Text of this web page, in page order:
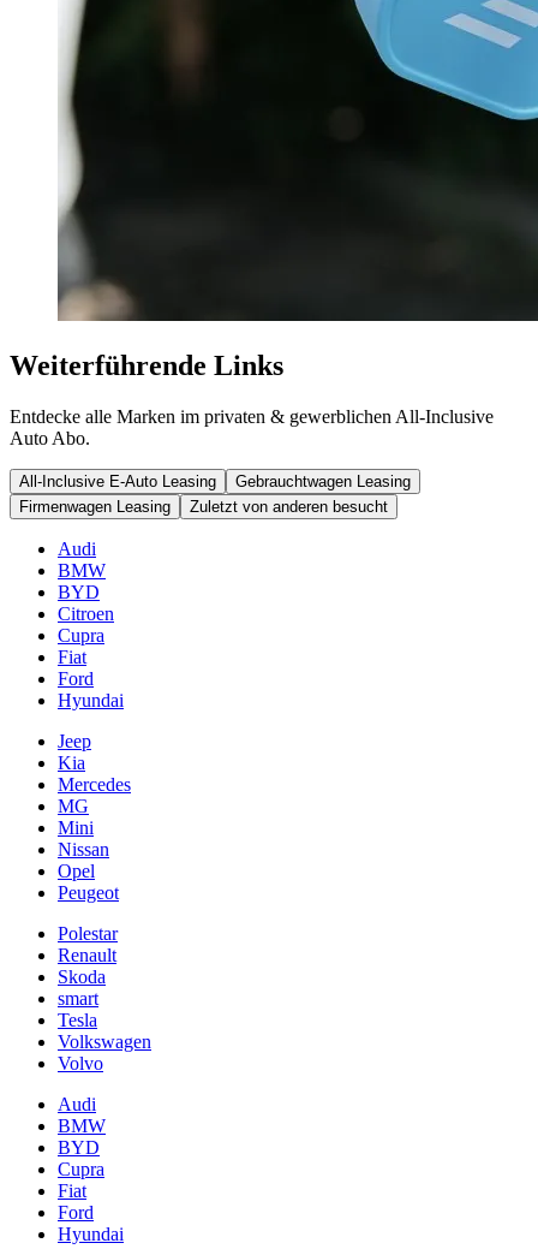
Weiterführende Links
Entdecke alle Marken im privaten & gewerblichen All-Inclusive
Auto Abo.
All-Inclusive E-Auto Leasing
Gebrauchtwagen Leasing
Firmenwagen Leasing
Zuletzt von anderen besucht
Audi
BMW
BYD
Citroen
Cupra
Fiat
Ford
Hyundai
Jeep
Kia
Mercedes
MG
Mini
Nissan
Opel
Peugeot
Polestar
Renault
Skoda
smart
Tesla
Volkswagen
Volvo
Audi
BMW
BYD
Cupra
Fiat
Ford
Hyundai